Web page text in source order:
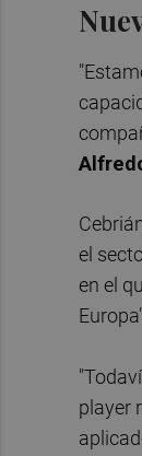
el
en el
player